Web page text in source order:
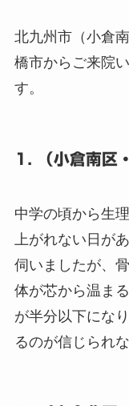
北九州市（小倉
橋市からご来院
す。
1. （小倉南区
中学の頃から生
上がれない日が
伺いましたが、
体が芯から温ま
が半分以下にな
るのが信じられ